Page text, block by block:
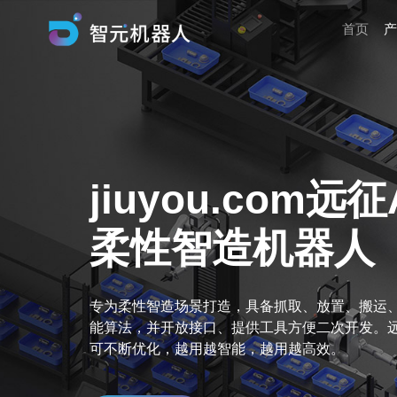
首页
jiuyou.com远征
柔性智造机器人
专为柔性智造场景打造，具备抓取、放置、搬运
能算法，并开放接口、提供工具方便二次开发。
可不断优化，越用越智能，越用越高效。